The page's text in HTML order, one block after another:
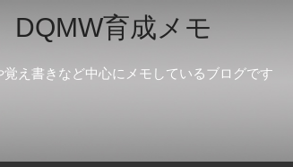
DQMW育成メモ
覚え書きなど中心にメモしているブログです